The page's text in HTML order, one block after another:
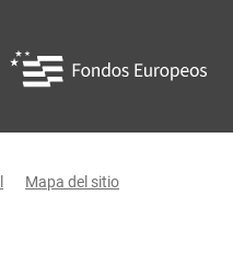
Mapa del sitio